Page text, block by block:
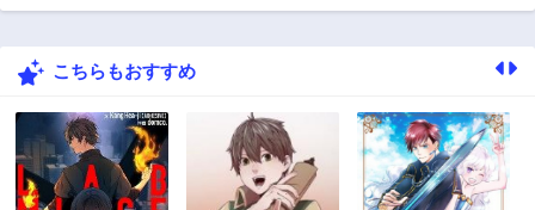
142話 141話
140話
138話
4ヶ月前
137話
4ヶ月前
136話 135話
こちらもおすすめ